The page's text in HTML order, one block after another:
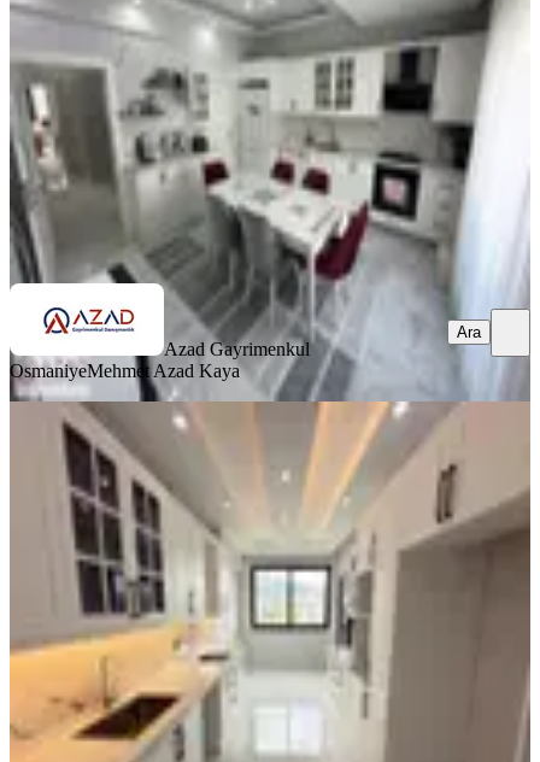
Merkez, Rahime Hatun Mahallesi
196 m² ·5. Kat·12.06.2026
5.250.000 ₺
Azad Gayrimenkul OsmaniyeMehmet Azad Kaya
Ara
Azad Gayrimenkul
OsmaniyeMehmet Azad Kaya
Ara
SIFIR BİNA
Azad-fakıuşağı Turan Okulu Civarı
Satılık 4+1(185m2) Daire
Merkez, Fakıuşağı Mahallesi
4+1
185 m²·6. Kat·02.06.2026
7.300.000 ₺ 7.500.000 ₺
Azad Gayrimenkul Osmaniye musa kaya